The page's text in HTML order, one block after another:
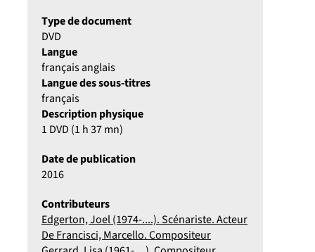
Type de document
DVD
Langue
français anglais
Langue des sous-titres
français
Description physique
1 DVD (1 h 37 mn)
Date de publication
2016
Contributeurs
Edgerton, Joel (1974-....). Scénariste. Acteur
De Francisci, Marcello. Compositeur